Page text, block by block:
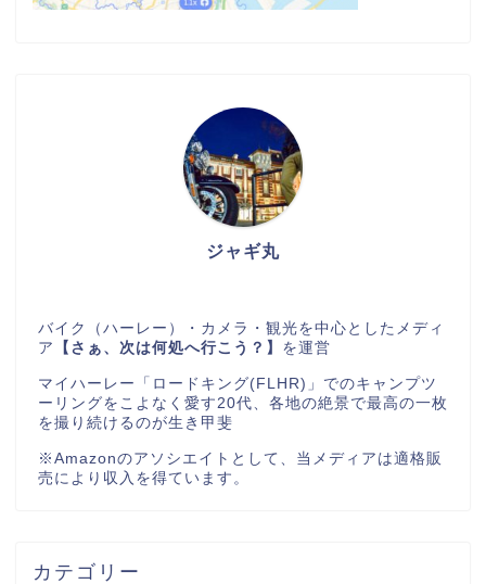
ジャギ丸
バイク（ハーレー）・カメラ・観光を中心としたメディ
ア
【さぁ、次は何処へ行こう？】 を運営
マイハーレー「ロードキング(FLHR)」でのキャンプツ
ーリングをこよなく愛す20代、各地の絶景で最高の一枚
を撮り続けるのが生き甲斐
※Amazonのアソシエイトとして、当メディアは適格販
売により収入を得ています。
カテゴリー